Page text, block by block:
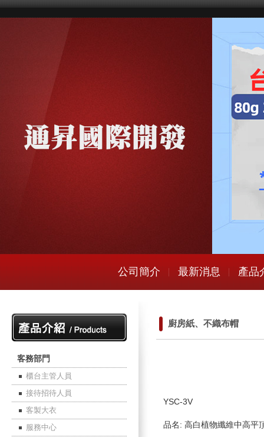
公司簡介 最新消息 產品
客務部門
櫃台主管人員
接待招待人員
客製大衣
服務中心
廚房紙、不織布帽
YSC-3V
品名: 高白植物纖維中高平